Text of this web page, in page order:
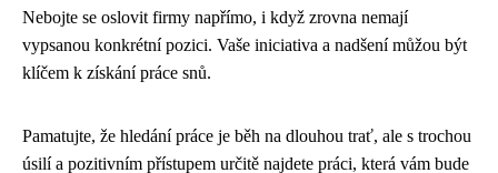
Nebojte se oslovit firmy napřímo, i když zrovna nemají
vypsanou konkrétní pozici. Vaše iniciativa a nadšení můžou být
klíčem k získání práce snů.
Pamatujte, že hledání práce je běh na dlouhou trať, ale s trochou
úsilí a pozitivním přístupem určitě najdete práci, která vám bude